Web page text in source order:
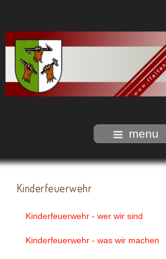
menu
Kinderfeuerwehr
Kinderfeuerwehr - wer wir sind
Kinderfeuerwehr - was wir machen